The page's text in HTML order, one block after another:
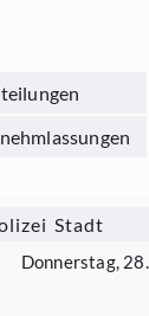
Stadt
Donnerstag,